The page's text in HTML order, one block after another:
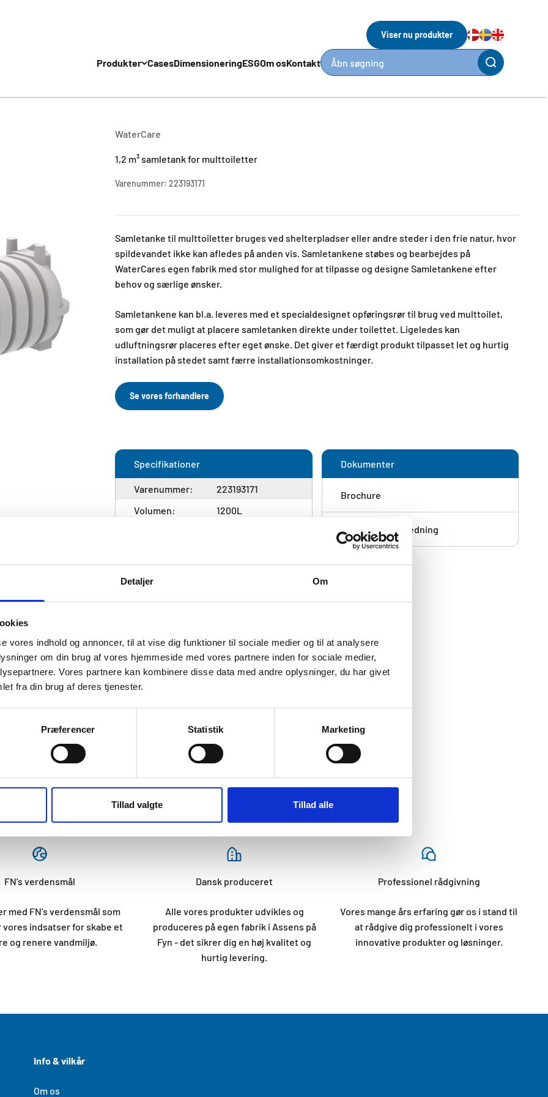
Detaljer Om
vores indhold og annoncer, til at vise dig funktioner til sociale medier og til at analysere
om din brug af vores hjemmeside med vores partnere inden for sociale medier,
Vores partnere kan kombinere disse data med andre oplysninger, du har givet
fra din brug af deres tjenester.
Præferencer Statistik Marketing
Tillad valgte Tillad alle
Produkter CasesDimensioneringESGOm osKontakt Åbn søgning
Viser nu produkter
WaterCare
1,2 m³ samletank for multtoiletter
Varenummer: 223193171
Samletanke til multtoiletter​ bruges ved shelterpladser eller andre steder i den frie natur, hvor
spildevandet ikke kan afledes på anden vis. Samletankene støbes og bearbejdes på
WaterCares egen fabrik med stor mulighed for at tilpasse og designe Samletankene efter
behov og særlige ønsker.
​Samletankene kan bl.a. leveres med et specialdesignet opføringsrør til brug ved multtoilet,
som gør det muligt at placere samletanken direkte under toilettet. Ligeledes kan
udluftningsrør placeres efter eget ønske. Det giver et færdigt produkt tilpasset let og hurtig
installation på stedet samt færre installationsomkostninger.​
Se vores forhandlere
Specifikationer
Varenummer:
223193171
Volumen:
1200L
indløb til terræn:
Farve:
Grå
Materiale:
Produktionsland:
DK
Dokumenter
Brochure
Installationsvejledning
FN's verdensmål
med FN’s verdensmål som
vores indsatser for skabe et
og renere vandmiljø.
Dansk produceret
Alle vores produkter udvikles og
produceres på egen fabrik i Assens på
Fyn - det sikrer dig en høj kvalitet og
hurtig levering.
Professionel rådgivning
Vores mange års erfaring gør os i stand til
at rådgive dig professionelt i vores
innovative produkter og løsninger.
Info & vilkår
Om os